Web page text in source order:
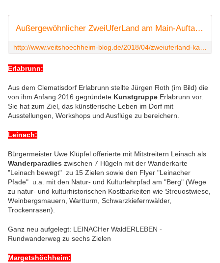
Außergewöhnlicher ZweiUferLand am Main-Auftaktabend begeisterte in den Mainfrankensälen 600 Besucher mit Kabarett, Musik und Visionen - Veitshöchheim News
Erlabrunn:
Aus dem Clematisdorf Erlabrunn stellte Jürgen Roth (im Bild) die
von ihm Anfang 2016 gegründete Kunstgruppe Erlabrunn vor.
Sie hat zum Ziel, das künstlerische Leben im Dorf mit
Ausstellungen, Workshops und Ausflüge zu bereichern.
Leinach:
Bürgermeister Uwe Klüpfel offerierte mit Mitstreitern Leinach als
Wanderparadies zwischen 7 Hügeln mit der Wanderkarte
"Leinach bewegt" zu 15 Zielen sowie den Flyer "Leinacher
Pfade" u.a. mit den Natur- und Kulturlehrpfad am "Berg" (Wege
zu natur- und kulturhistorischen Kostbarkeiten wie Streuostwiese,
Weinbergsmauern, Wartturm, Schwarzkiefernwälder,
Trockenrasen).
Ganz neu aufgelegt: LEINACHer WaldERLEBEN -
Rundwanderweg zu sechs Zielen
Margetshöchheim: